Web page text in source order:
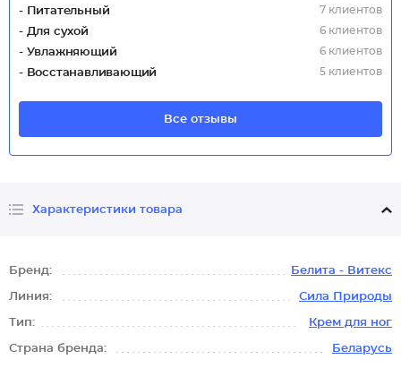
- Питательный 7 клиентов
- Для сухой 6 клиентов
- Увлажняющий 6 клиентов
- Восстанавливающий 5 клиентов
Все отзывы
Характеристики товара
Бренд: Белита - Витекс
Линия: Сила Природы
Тип: Крем для ног
Страна бренда: Беларусь